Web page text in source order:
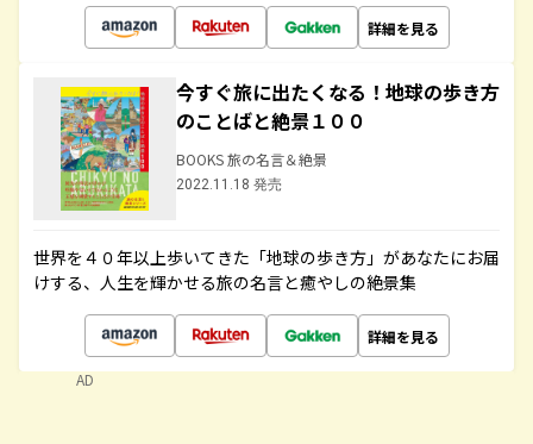
詳細を見る
今すぐ旅に出たくなる！地球の歩き方
のことばと絶景１００
BOOKS 旅の名言＆絶景
2022.11.18 発売
世界を４０年以上歩いてきた「地球の歩き方」があなたにお届
けする、人生を輝かせる旅の名言と癒やしの絶景集
詳細を見る
AD